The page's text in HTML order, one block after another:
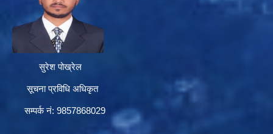
सुरेश पोख्रेल
सूचना प्रविधि अधिकृत
सम्पर्क नं: 9857868029